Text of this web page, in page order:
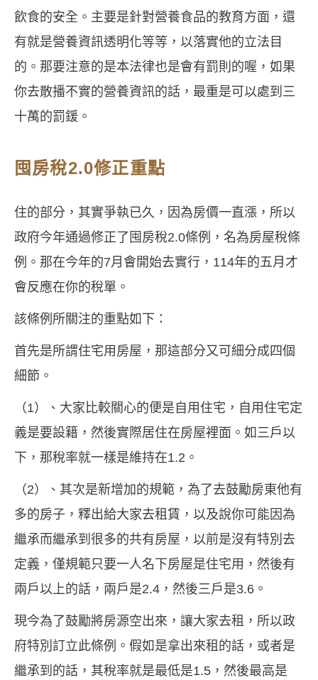
飲食的安全。主要是針對營養食品的教育方面，還
有就是營養資訊透明化等等，以落實他的立法目
的。那要注意的是本法律也是會有罰則的喔，如果
你去散播不實的營養資訊的話，最重是可以處到三
十萬的罰鍰。
囤房稅2.0修正重點
住的部分，其實爭執已久，因為房價一直漲，所以
政府今年通過修正了囤房稅2.0條例，名為房屋稅條
例。那在今年的7月會開始去實行，114年的五月才
會反應在你的稅單。
該條例所關注的重點如下：
首先是所謂住宅用房屋，那這部分又可細分成四個
細節。
（1）、大家比較關心的便是自用住宅，自用住宅定
義是要設籍，然後實際居住在房屋裡面。如三戶以
下，那稅率就一樣是維持在1.2。
（2）、其次是新增加的規範，為了去鼓勵房東他有
多的房子，釋出給大家去租賃，以及說你可能因為
繼承而繼承到很多的共有房屋，以前是沒有特別去
定義，僅規範只要一人名下房屋是住宅用，然後有
兩戶以上的話，兩戶是2.4，然後三戶是3.6。
現今為了鼓勵將房源空出來，讓大家去租，所以政
府特別訂立此條例。假如是拿出來租的話，或者是
繼承到的話，其稅率就是最低是1.5，然後最高是